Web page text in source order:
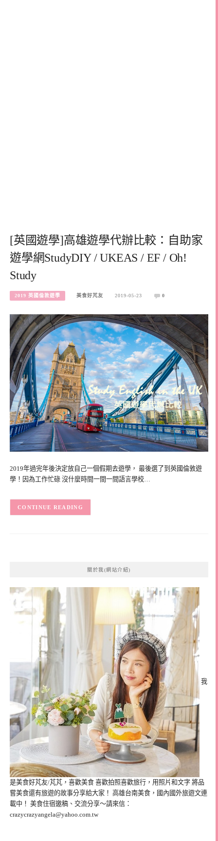
[英國遊學]高雄遊學代辦比較：自助家
遊學網StudyDIY / UKEAS / EF / Oh!
Study
2019 英國倫敦遊學 美食好芃友 2019-05-23 0
2019年過完年後決定放自己一個假期去遊學， 最後選了到英國倫敦遊
學！因為工作忙碌 沒什麼時間一間一間語言學校…
CONTINUE READING
關於我(網站介紹)
我
是美食好芃友/芃芃，喜歡美食 喜歡拍照喜歡旅行，用照片和文字 將品
嘗美食還有旅遊的故事分享給大家！ 高雄台南美食，國內國外旅遊文連
載中！ 美食住宿邀稿、交流分享～請來信：
crazycrazyangela@yahoo.com.tw